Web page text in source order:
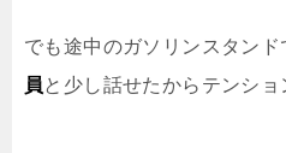
でも途中のガソリンスタンド
員と少し話せたからテンショ